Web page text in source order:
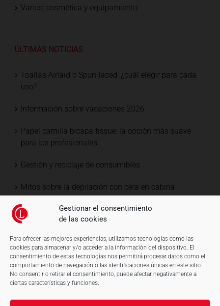
Gestionar el consentimiento
de las cookies
Para ofrecer las mejores experiencias, utilizamos tecnologías como las
cookies para almacenar y/o acceder a la información del dispositivo. El
consentimiento de estas tecnologías nos permitirá procesar datos como el
comportamiento de navegación o las identificaciones únicas en este sitio.
No consentir o retirar el consentimiento, puede afectar negativamente a
ciertas características y funciones.
Varios: cosmética y equipamiento
ÚLTIMAS NOTICIAS
Toallas Airlaid o Spun-laced: ¿cuál elegir para cada
uso?
Información sobre vacaciones 2026
Papel camilla bicapa tissue: la opción más suave
para los profesionales
Gestión y reciclaje de consumibles
Mitos sobre la depilación con cera en cabina